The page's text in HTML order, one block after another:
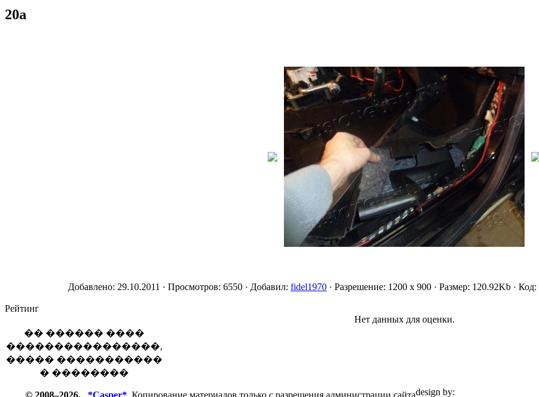
20а
Добавлено: 29.10.2011 · Просмотров: 6550 · Добавил: fidel1970 · Разрешение: 1200 x 900 · Размер: 120.92Kb · Код:
Рейтинг
Нет данных для оценки.
�� ������ ����
����������������,
����� �����������
� ��������
© 2008–2026, *Casper* Копирование материалов только с разрешения администрации сайтаdesign by: